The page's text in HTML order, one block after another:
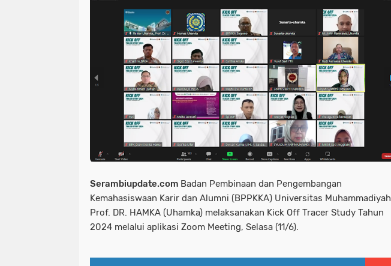
Serambiupdate.com Badan Pembinaan dan Pengembangan
Kemahasiswaan Karir dan Alumni (BPPKKA) Universitas Muhammadiyah
Prof. DR. HAMKA (Uhamka) melaksanakan Kick Off Tracer Study Tahun
2024 melalui aplikasi Zoom Meeting, Selasa (11/6).